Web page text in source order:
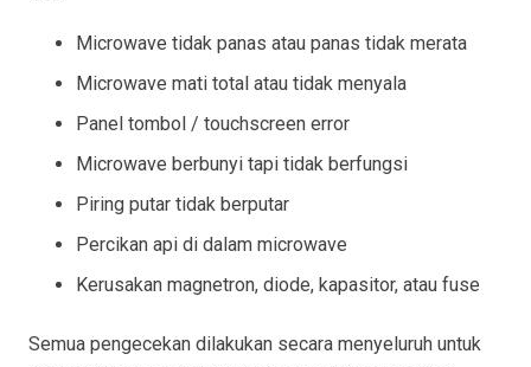
Microwave tidak panas atau panas tidak merata
Microwave mati total atau tidak menyala
Panel tombol / touchscreen error
Microwave berbunyi tapi tidak berfungsi
Piring putar tidak berputar
Percikan api di dalam microwave
Kerusakan magnetron, diode, kapasitor, atau fuse
Semua pengecekan dilakukan secara menyeluruh untuk